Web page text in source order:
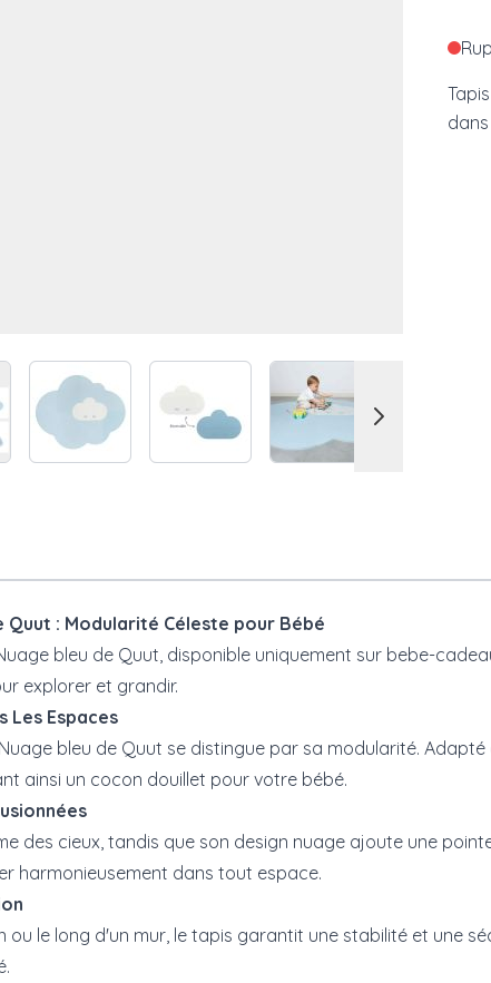
imageView larger imageView larger imageView larger image
Quut : Modularité Céleste pour Bébé
bleu de Quut, disponible uniquement sur bebe-
explorer et grandir.
Les Espaces
bleu de Quut se distingue par sa modularité.
ainsi un cocon douillet pour votre bébé.
des cieux, tandis que son design nuage ajoute une
harmonieusement dans tout espace.
ou le long d'un mur, le tapis garantit une stabilité et